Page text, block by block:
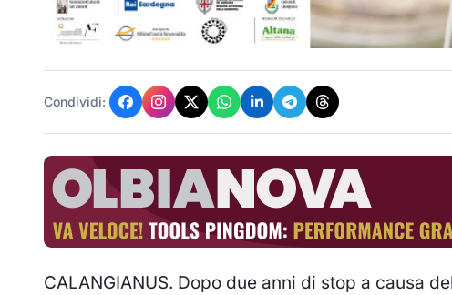
Condividi:
CALANGIANUS. Dopo due anni di stop a causa